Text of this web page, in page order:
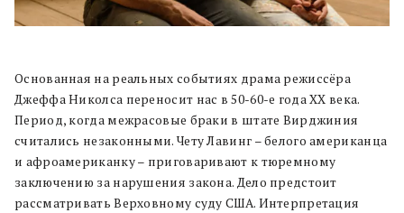
Основанная на реальных событиях драма режиссёра
Джеффа Николса переносит нас в 50-60-е года XX века.
Период, когда межрасовые браки в штате Вирджиния
считались незаконными. Чету Лавинг – белого американца
и афроамериканку – приговаривают к тюремному
заключению за нарушения закона. Дело предстоит
рассматривать Верховному суду США. Интерпретация